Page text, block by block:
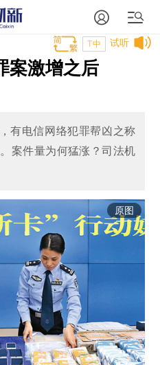
试听
T中
案激增之后
有电信网络犯罪帮凶之称
案件量为何猛涨？司法机
原图